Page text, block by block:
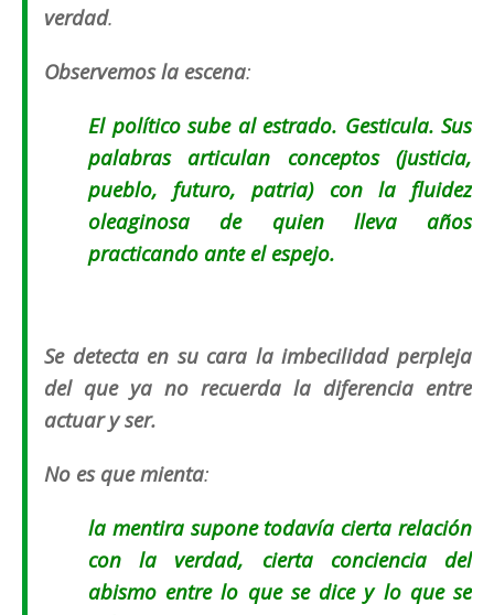
verdad.
Observemos la escena:
El político sube al estrado. Gesticula. Sus
palabras articulan conceptos (justicia,
pueblo, futuro, patria) con la fluidez
oleaginosa de quien lleva años
practicando ante el espejo.
Se detecta en su cara la imbecilidad perpleja
del que ya no recuerda la diferencia entre
actuar y ser.
No es que mienta:
la mentira supone todavía cierta relación
con la verdad, cierta conciencia del
abismo entre lo que se dice y lo que se